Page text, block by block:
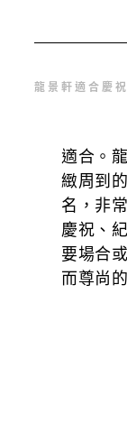
龍景軒適合慶
適合。
緻周到
名，非
慶祝、
要場合
而尊尚